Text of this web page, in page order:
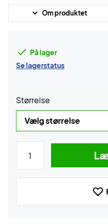
Om produktet
På lager
Se lagerstatus
Størrelse